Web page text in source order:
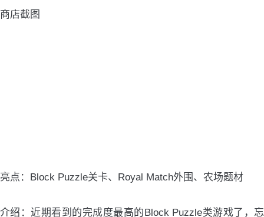
商店截图
亮点：Block Puzzle关卡、Royal Match外围、农场题材
介绍：近期看到的完成度最高的Block Puzzle类游戏了，忘